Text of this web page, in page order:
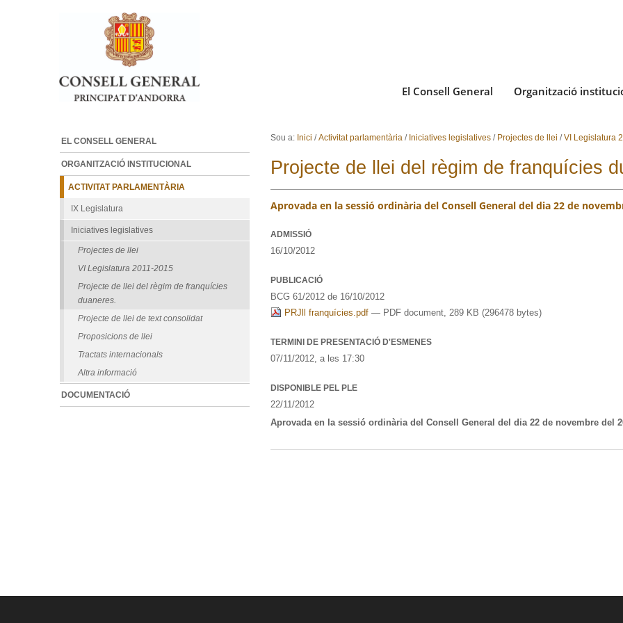
Ves al contingut.
Salta a la navegació
El Consell General Organització
Sou a: Inici /Activitat parlamentària / Iniciatives legislatives / Projectes de llei /VI Legislatura
Projecte de llei del règim de franquícies
Aprovada en la sessió ordinària del Consell General del dia 22 de
ADMISSIÓ
16/10/2012
PUBLICACIÓ
BCG 61/2012 de 16/10/2012
PRJll franquícies.pdf — PDF document, 289 KB (296478 bytes)
TERMINI DE PRESENTACIÓ D'ESMENES
07/11/2012, a les 17:30
DISPONIBLE PEL PLE
22/11/2012
Aprovada en la sessió ordinària del Consell General del dia 22 de novembre del
EL CONSELL GENERAL
ORGANITZACIÓ INSTITUCIONAL
ACTIVITAT PARLAMENTÀRIA
IX Legislatura
Iniciatives legislatives
Projectes de llei
VI Legislatura 2011-2015
Projecte de llei del règim de franquícies
duaneres.
Projecte de llei de text consolidat
Proposicions de llei
Tractats internacionals
Altra informació
DOCUMENTACIÓ